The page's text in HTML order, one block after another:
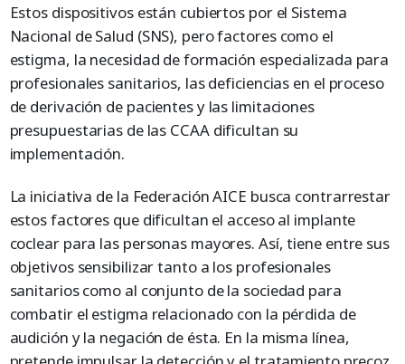
Estos dispositivos están cubiertos por el Sistema
Nacional de Salud (SNS), pero factores como el
estigma, la necesidad de formación especializada para
profesionales sanitarios, las deficiencias en el proceso
de derivación de pacientes y las limitaciones
presupuestarias de las CCAA dificultan su
implementación.
La iniciativa de la Federación AICE busca contrarrestar
estos factores que dificultan el acceso al implante
coclear para las personas mayores. Así, tiene entre sus
objetivos sensibilizar tanto a los profesionales
sanitarios como al conjunto de la sociedad para
combatir el estigma relacionado con la pérdida de
audición y la negación de ésta. En la misma línea,